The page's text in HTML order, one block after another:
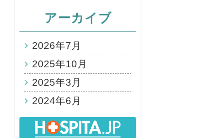
アーカイブ
2026年7月
2025年10月
2025年3月
2024年6月